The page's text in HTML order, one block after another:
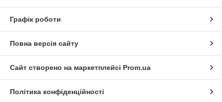
Графік роботи
Повна версія сайту
Сайт створено на маркетплейсі Prom.ua
Політика конфіденційності